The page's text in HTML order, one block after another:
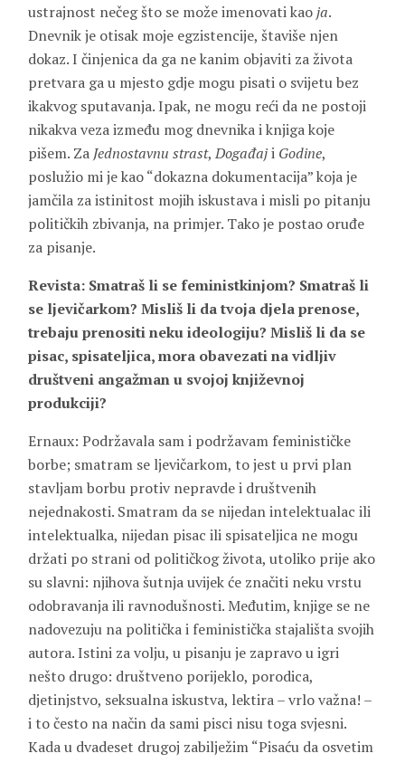
ustrajnost nečeg što se može imenovati kaoja.
Dnevnik je otisak moje egzistencije, štaviše njen
dokaz. I činjenica da ga ne kanim objaviti za života
pretvara ga u mjesto gdje mogu pisati o svijetu bez
ikakvog sputavanja. Ipak, ne mogu reći da ne postoji
nikakva veza između mog dnevnika i knjiga koje
pišem. Za Jednostavnu strast, Događaji Godine,
poslužio mi je kao “dokazna dokumentacija” koja je
jamčila za istinitost mojih iskustava i misli po pitanju
političkih zbivanja, na primjer. Tako je postao oruđe
za pisanje.
Revista: Smatraš li se feministkinjom? Smatraš li
se ljevičarkom? Misliš li da tvoja djela prenose,
trebaju prenositi neku ideologiju? Misliš li da se
pisac, spisateljica, mora obavezati na vidljiv
društveni angažman u svojoj književnoj
produkciji?
Ernaux: Podržavala sam i podržavam feminističke
borbe; smatram se ljevičarkom, to jest u prvi plan
stavljam borbu protiv nepravde i društvenih
nejednakosti. Smatram da se nijedan intelektualac ili
intelektualka, nijedan pisac ili spisateljica ne mogu
držati po strani od političkog života, utoliko prije ako
su slavni: njihova šutnja uvijek će značiti neku vrstu
odobravanja ili ravnodušnosti. Međutim, knjige se ne
nadovezuju na politička i feministička stajališta svojih
autora. Istini za volju, u pisanju je zapravo u igri
nešto drugo: društveno porijeklo, porodica,
djetinjstvo, seksualna iskustva, lektira – vrlo važna! –
i to često na način da sami pisci nisu toga svjesni.
Kada u dvadeset drugoj zabilježim “Pisaću da osvetim